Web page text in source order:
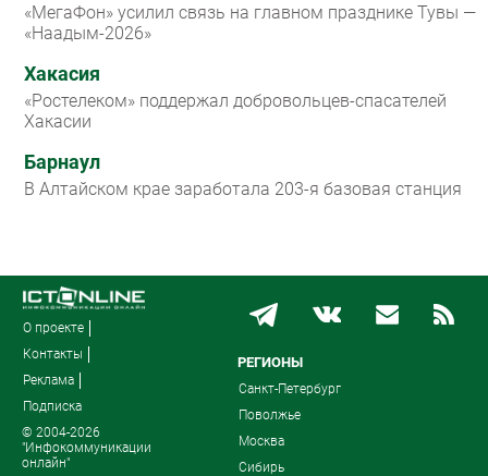
«МегаФон» усилил связь на главном празднике Тувы —
«Наадым-2026»
Хакасия
«Ростелеком» поддержал добровольцев-спасателей
Хакасии
Барнаул
В Алтайском крае заработала 203-я базовая станция
О проекте
Контакты
Реклама
Подписка
© 2004-2026
"Инфокоммуникации
онлайн"
РЕГИОНЫ
Санкт-Петербург
Поволжье
Москва
Сибирь